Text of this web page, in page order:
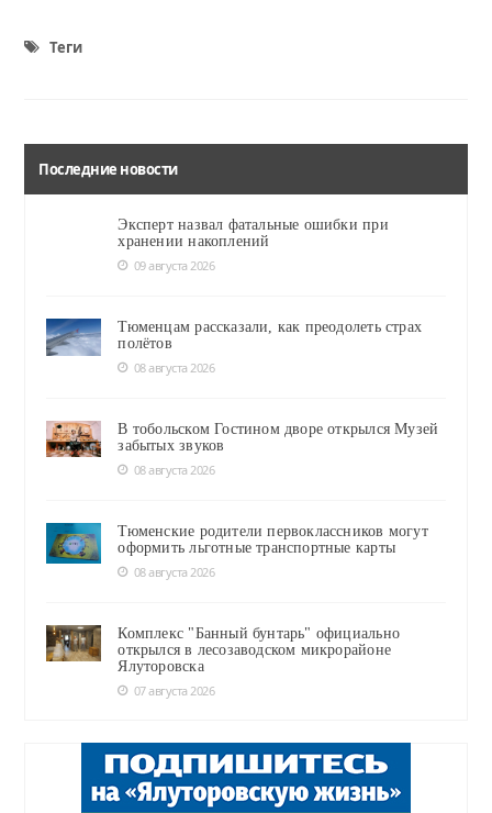
Теги
Последние новости
Эксперт назвал фатальные ошибки при
хранении накоплений
09 августа 2026
Тюменцам рассказали, как преодолеть страх
полётов
08 августа 2026
В тобольском Гостином дворе открылся Музей
забытых звуков
08 августа 2026
Тюменские родители первоклассников могут
оформить льготные транспортные карты
08 августа 2026
Комплекс "Банный бунтарь" официально
открылся в лесозаводском микрорайоне
Ялуторовска
07 августа 2026